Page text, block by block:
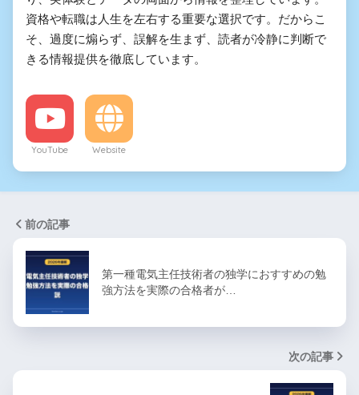
資格や転職は人生を左右する重要な選択です。だからこ
そ、過度に煽らず、誤解を生まず、読者が冷静に判断で
きる情報提供を徹底しています。
YouTube Website
前の記事
第一種電気主任技術者の独学におすすめの勉
強方法を実際の合格者が…
次の記事